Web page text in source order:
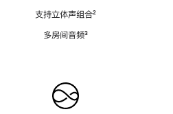
支持立体声组合脚
²
多房间音频脚
³